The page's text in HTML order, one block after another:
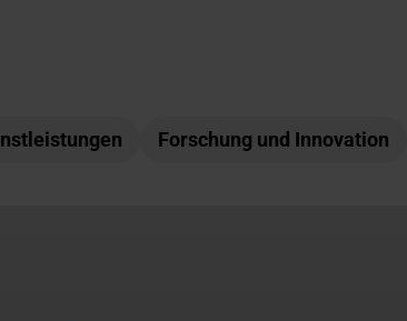
Forschung und Innovation